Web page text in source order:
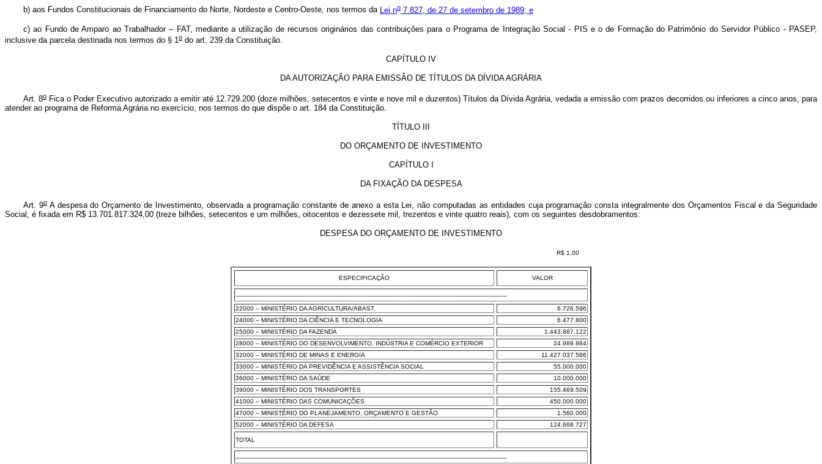
b) aos Fundos Constitucionais de Financiamento do Norte, Nordeste e Centro-Oeste, nos termos da Lei no 7.827, de 27 de setembro de 1989; e
c) ao Fundo de Amparo ao Trabalhador – FAT, mediante a utilização de recursos originários das contribuições para o Programa de Integração Social - PIS e o de Formação do Patrimônio do Servidor Público - PASEP,
inclusive da parcela destinada nos termos do § 1 o do art. 239 da Constituição.
CAPÍTULO IV
DA AUTORIZAÇÃO PARA EMISSÃO DE TÍTULOS DA DÍVIDA AGRÁRIA
Art. 8o Fica o Poder Executivo autorizado a emitir até 12.729.200 (doze milhões, setecentos e vinte e nove mil e duzentos) Títulos da Dívida Agrária, vedada a emissão com prazos decorridos ou inferiores a cinco anos, para
atender ao programa de Reforma Agrária no exercício, nos termos do que dispõe o art. 184 da Constituição.
TÍTULO III
DO ORÇAMENTO DE INVESTIMENTO
CAPÍTULO I
DA FIXAÇÃO DA DESPESA
Art. 9oA despesa do Orçamento de Investimento, observada a programação constante de anexo a esta Lei, não computadas as entidades cuja programação consta integralmente dos Orçamentos Fiscal e da Seguridade
Social, é fixada em R$ 13.701.817.324,00 (treze bilhões, setecentos e um milhões, oitocentos e dezessete mil, trezentos e vinte quatro reais), com os seguintes desdobramentos:
DESPESA DO ORÇAMENTO DE INVESTIMENTO
R$ 1,00
ESPECIFICAÇÃO VALOR
22000 – MINISTÉRIO DA AGRICULTURA/ABAST.
6.726.596
24000 – MINISTÉRIO DA CIÊNCIA E TECNOLOGIA
6.477.800
25000 – MINISTÉRIO DA FAZENDA
1.443.887.122
28000 – MINISTÉRIO DO DESENVOLVIMENTO, INDÚSTRIA E COMÉRCIO EXTERIOR
24.989.984
32000 – MINISTÉRIO DE MINAS E ENERGIA
11.427.037.586
33000 – MINISTÉRIO DA PREVIDÊNCIA E ASSISTÊNCIA SOCIAL
55.000.000
36000 – MINISTÉRIO DA SAÚDE
10.000.000
39000 – MINISTÉRIO DOS TRANSPORTES
155.469.509
41000 – MINISTÉRIO DAS COMUNICAÇÕES
450.000.000
47000 – MINISTÉRIO DO PLANEJAMENTO, ORÇAMENTO E GESTÃO
1.560.000
52000 – MINISTÉRIO DA DEFESA
124.668.727
TOTAL